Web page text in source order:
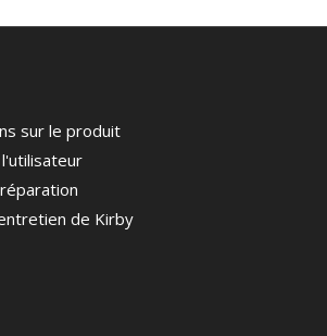
sur le produit
de Kirby